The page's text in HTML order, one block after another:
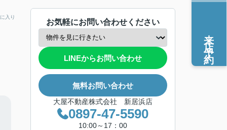
入り
お気軽にお問い合わせください
LINEからお問い合わせ
無料お問い合わせ
大屋不動産株式会社 新居浜店
0897-47-5590
10:00～17：00
来店予約